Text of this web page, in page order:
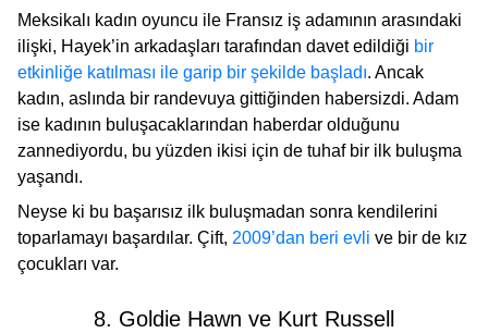
Meksikalı kadın oyuncu ile Fransız iş adamının arasındaki
ilişki, Hayek’in arkadaşları tarafından davet edildiği bir
etkinliğe katılması ile garip bir şekilde başladı. Ancak
kadın, aslında bir randevuya gittiğinden habersizdi. Adam
ise kadının buluşacaklarından haberdar olduğunu
zannediyordu, bu yüzden ikisi için de tuhaf bir ilk buluşma
yaşandı.
Neyse ki bu başarısız ilk buluşmadan sonra kendilerini
toparlamayı başardılar. Çift, 2009’dan beri evli ve bir de kız
çocukları var.
8. Goldie Hawn ve Kurt Russell